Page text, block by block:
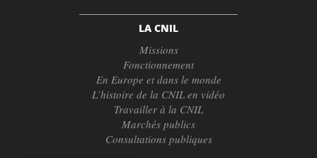
LA CNIL
Missions
Fonctionnement
En Europe et dans le monde
L’histoire de la CNIL en vidéo
Travailler à la CNIL
Marchés publics
Consultations publiques